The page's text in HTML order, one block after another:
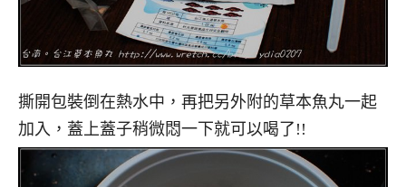
撕開包裝倒在熱水中，再把另外附的草本魚丸一起
加入，蓋上蓋子稍微悶一下就可以喝了!!